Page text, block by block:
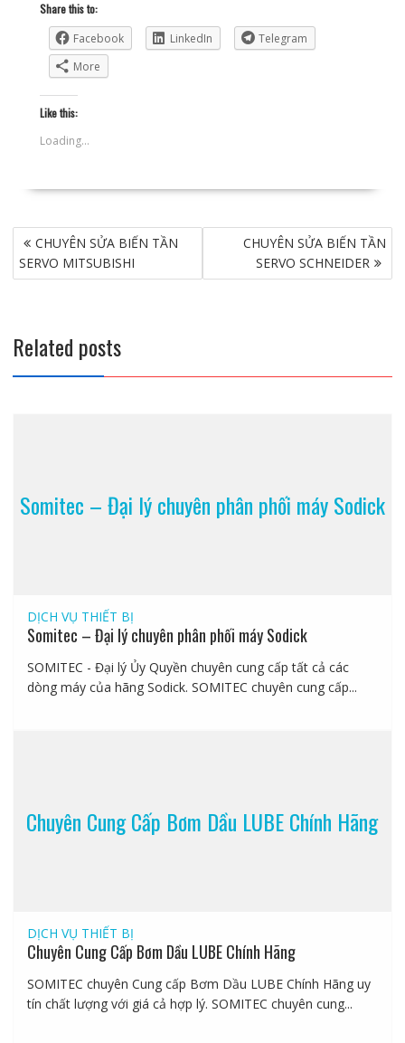
Share this to:
Facebook
LinkedIn
Telegram
More
Like this:
Loading...
Điều
hướng
bài
CHUYÊN SỬA BIẾN TẦN
SERVO MITSUBISHI
CHUYÊN SỬA BIẾN TẦN
SERVO SCHNEIDER
Related posts
Somitec – Đại lý chuyên phân phối máy Sodick
DỊCH VỤ THIẾT BỊ
Somitec – Đại lý chuyên phân phối máy Sodick
SOMITEC - Đại lý Ủy Quyền chuyên cung cấp tất cả các
dòng máy của hãng Sodick. SOMITEC chuyên cung cấp...
Chuyên Cung Cấp Bơm Dầu LUBE Chính Hãng
DỊCH VỤ THIẾT BỊ
Chuyên Cung Cấp Bơm Dầu LUBE Chính Hãng
SOMITEC chuyên Cung cấp Bơm Dầu LUBE Chính Hãng uy
tín chất lượng với giá cả hợp lý. SOMITEC chuyên cung...